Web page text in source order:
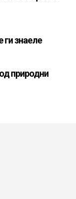
ги знаеле
природни